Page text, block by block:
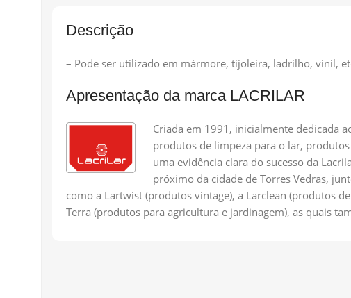
Descrição
– Pode ser utilizado em mármore, tijoleira, ladrilho, vinil,
Apresentação da marca LACRILAR
Criada em 1991, inicialmente dedicada
produtos de limpeza para o lar,
uma evidência clara do sucesso da
próximo da cidade de Torres Vedras,
como a Lartwist (produtos vintage), a Larclean (produtos
Terra (produtos para agricultura e jardinagem), as quais